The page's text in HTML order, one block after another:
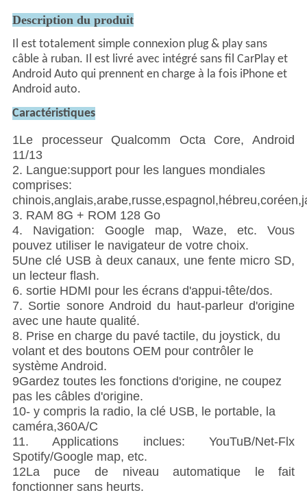
Description du produit
Il est totalement simple connexion plug & play sans
câble à ruban. Il est livré avec intégré sans fil CarPlay et
Android Auto qui prennent en charge à la fois iPhone et
Android auto.
Caractéristiques
1Le processeur Qualcomm Octa Core, Android
11/13
2. Langue:support pour les langues mondiales
comprises:
3. RAM 8G + ROM 128 Go
4. Navigation: Google map, Waze, etc. Vous
pouvez utiliser le navigateur de votre choix.
5Une clé USB à deux canaux, une fente micro SD,
un lecteur flash.
6. sortie HDMI pour les écrans d'appui-tête/dos.
7. Sortie sonore Android du haut-parleur d'origine
avec une haute qualité.
8. Prise en charge du pavé tactile, du joystick, du
volant et des boutons OEM pour contrôler le
système Android.
9Gardez toutes les fonctions d'origine, ne coupez
pas les câbles d'origine.
10- y compris la radio, la clé USB, le portable, la
caméra,360A/C
11. Applications inclues: YouTuB/Net-Flx
Spotify/Google map, etc.
12La puce de niveau automatique le fait
fonctionner sans heurts.